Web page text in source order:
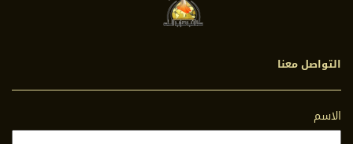
التواصل معنا
الاسم